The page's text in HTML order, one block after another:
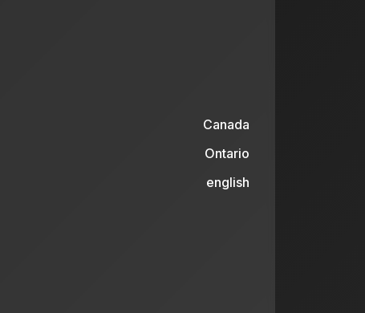
Canada
Ontario
english